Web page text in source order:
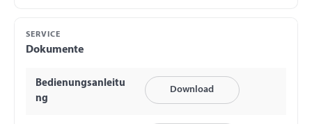
SERVICE
Dokumente
Bedienungsanleitu
ng
Download